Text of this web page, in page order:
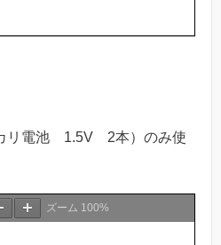
リ電池 1.5V 2本）のみ使
ズーム 100%